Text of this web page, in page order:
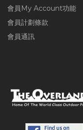
會員My Account功能
會員計劃條款
會員通訊